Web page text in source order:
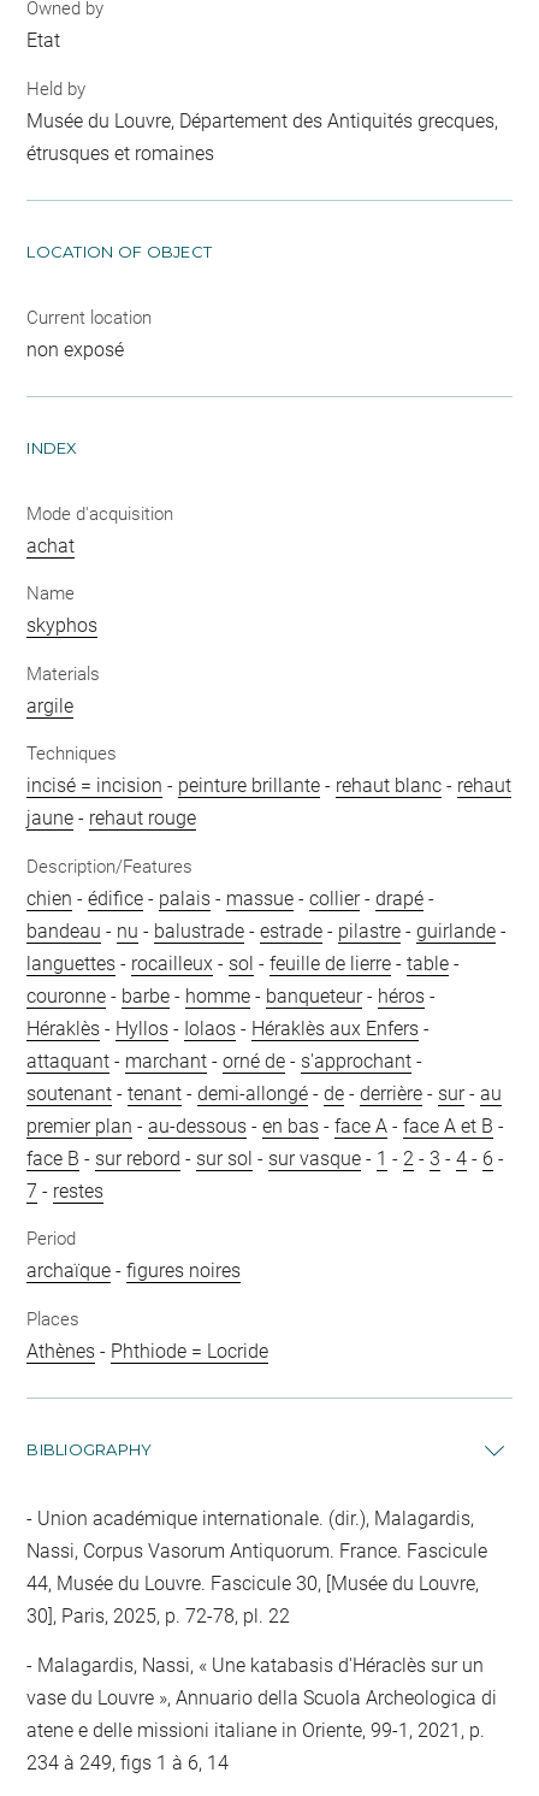
Owned by
Etat
Held by
Musée du Louvre, Département des Antiquités grecques,
étrusques et romaines
LOCATION OF OBJECT
Current location
non exposé
INDEX
Mode d'acquisition
achat
Name
skyphos
Materials
argile
Techniques
incisé = incision - peinture brillante - rehaut blanc - rehaut
jaune - rehaut rouge
Description/Features
chien -édifice - palais - massue -collier-drapé -
bandeau - nu - balustrade -estrade - pilastre -guirlande -
languettes - rocailleux - sol -feuille de lierre -table -
couronne - barbe - homme - banqueteur- héros -
Héraklès - Hyllos - Iolaos - Héraklès aux Enfers -
attaquant - marchant -orné de - s'approchant -
soutenant -tenant -demi-allongé -de -derrière - sur-au
premier plan -au-dessous -en bas -face A -face A et B -
face B - sur rebord - sur sol - sur vasque - 1 - 2 -3 -4 - 6 -
7 - restes
Period
archaïque -figures noires
Places
Athènes - Phthiode = Locride
BIBLIOGRAPHY
Union académique internationale. (dir.), Malagardis,
Nassi, Corpus Vasorum Antiquorum. France. Fascicule
44, Musée du Louvre. Fascicule 30, [Musée du Louvre,
30], Paris, 2025, p. 72-78, pl. 22
Malagardis, Nassi, « Une katabasis d'Héraclès sur un
vase du Louvre », Annuario della Scuola Archeologica di
atene e delle missioni italiane in Oriente, 99-1, 2021, p.
234 à 249, figs 1 à 6, 14